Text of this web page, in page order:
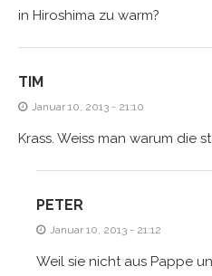
in Hiroshima zu warm?
TIM
Januar 10, 2013 - 21:10
Krass. Weiss man warum die
PETER
Januar 10, 2013 - 21:12
Weil sie nicht aus Pappe